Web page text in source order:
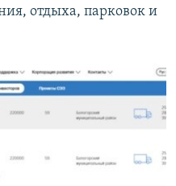
отдыха, парковок и